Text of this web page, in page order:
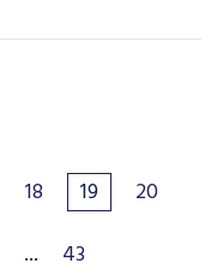
18 19
20
... 43